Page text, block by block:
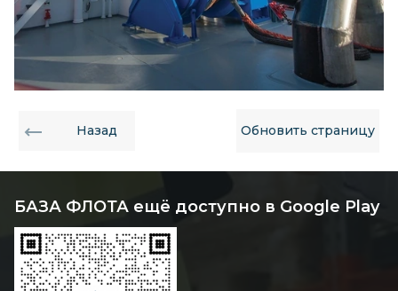
Назад Обновить страницу
БАЗА ФЛОТА ещё доступно в Google Play